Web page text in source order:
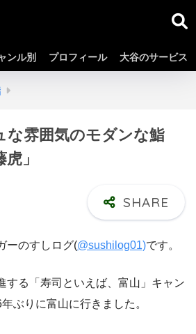
ンル別 プロフィール 大谷のサービス
な雰囲気のモダンな鮨
」
ーのすしログ(@sushilog01)です。
する「寿司といえば、富山」キャン
ぶりに富山に行きました。